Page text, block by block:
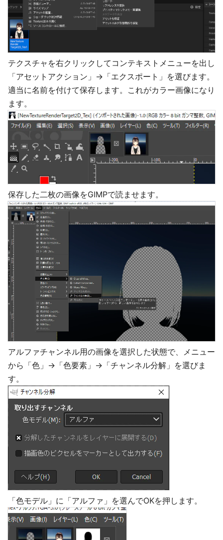
テクスチャを右クリックしてコンテキストメニューを出し
「アセットアクション」→「エクスポート」を選びます。
適当に名前を付けて保存します。これがカラー画像になり
ます。
保存した二枚の画像をGIMPで読ませます。
アルファチャンネル用の画像を選択した状態で、メニュー
から「色」→「色要素」→「チャンネル分解」を選びま
す。
「色モデル」に「アルファ」を選んでOKを押します。